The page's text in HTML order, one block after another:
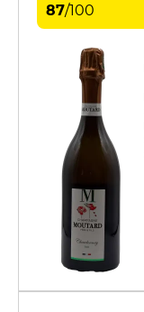
87/100